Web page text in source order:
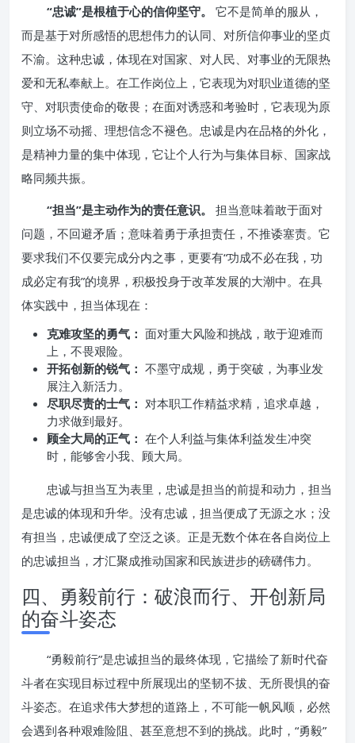
“忠诚”是根植于心的信仰坚守。
它不是简单的服从，
而是基于对所感悟的思想伟力的认同、对所信仰事业的坚贞
不渝。这种忠诚，体现在对国家、对人民、对事业的无限热
爱和无私奉献上。在工作岗位上，它表现为对职业道德的坚
守、对职责使命的敬畏；在面对诱惑和考验时，它表现为原
则立场不动摇、理想信念不褪色。忠诚是内在品格的外化，
是精神力量的集中体现，它让个人行为与集体目标、国家战
略同频共振。
“担当”是主动作为的责任意识。
担当意味着敢于面对
问题，不回避矛盾；意味着勇于承担责任，不推诿塞责。它
要求我们不仅要完成分内之事，更要有“功成不必在我，功
成必定有我”的境界，积极投身于改革发展的大潮中。在具
体实践中，担当体现在：
克难攻坚的勇气： 面对重大风险和挑战，敢于迎难而
上，不畏艰险。
开拓创新的锐气： 不墨守成规，勇于突破，为事业发
展注入新活力。
尽职尽责的士气： 对本职工作精益求精，追求卓越，
力求做到最好。
顾全大局的正气： 在个人利益与集体利益发生冲突
时，能够舍小我、顾大局。
忠诚与担当互为表里，忠诚是担当的前提和动力，担当
是忠诚的体现和升华。没有忠诚，担当便成了无源之水；没
有担当，忠诚便成了空泛之谈。正是无数个体在各自岗位上
的忠诚担当，才汇聚成推动国家和民族进步的磅礴伟力。
四、勇毅前行：破浪而行、开创新局
的奋斗姿态
“勇毅前行”是忠诚担当的最终体现，它描绘了新时代奋
斗者在实现目标过程中所展现出的坚韧不拔、无所畏惧的奋
斗姿态。在追求伟大梦想的道路上，不可能一帆风顺，必然
会遇到各种艰难险阻、甚至意想不到的挑战。此时，“勇毅”